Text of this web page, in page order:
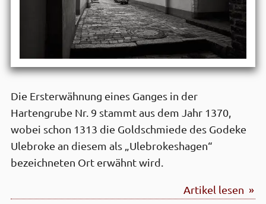
Die Ersterwähnung eines Ganges in der
Hartengrube Nr. 9 stammt aus dem Jahr 1370,
wobei schon 1313 die Goldschmiede des Godeke
Ulebroke an diesem als „Ulebrokeshagen“
bezeichneten Ort erwähnt wird.
Artikel lesen »